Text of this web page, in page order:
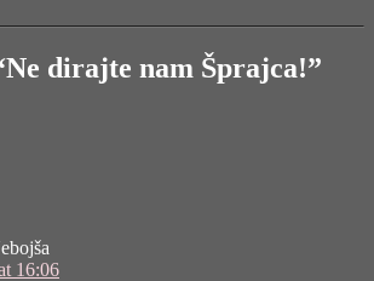
dirajte nam Šprajca!”
16:06